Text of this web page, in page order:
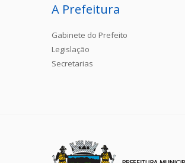
A Prefeitura
Gabinete do Prefeito
Legislação
Secretarias